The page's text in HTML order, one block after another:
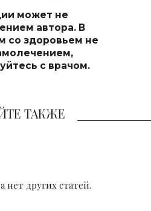
может не
автора. В
со здоровьем не
с врачом.
ТАКЖЕ
нет других статей.